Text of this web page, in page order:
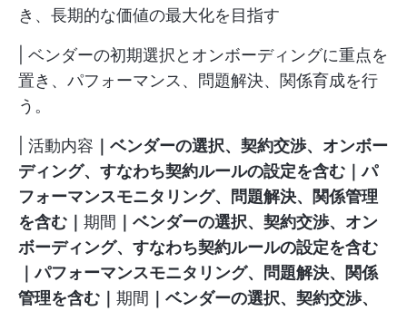
き、長期的な価値の最大化を目指す
| ベンダーの初期選択とオンボーディングに重点を
置き、パフォーマンス、問題解決、関係育成を行
う。
| 活動内容 ｜ベンダーの選択、契約交渉、オンボー
ディング、すなわち契約ルールの設定を含む｜パ
フォーマンスモニタリング、問題解決、関係管理
を含む｜ 期間 ｜ベンダーの選択、契約交渉、オン
ボーディング、すなわち契約ルールの設定を含む
｜パフォーマンスモニタリング、問題解決、関係
管理を含む｜ 期間 ｜ベンダーの選択、契約交渉、